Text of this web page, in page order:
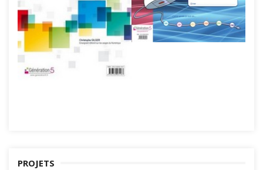
PROJETS